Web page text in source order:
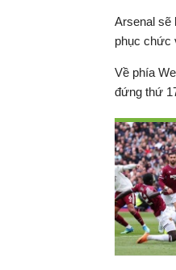
Arsenal sẽ
phục chức
Về phía
đứng thứ